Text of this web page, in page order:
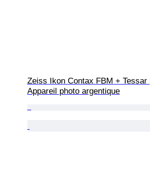
Zeiss Ikon Contax FBM + Tessar |
Appareil photo argentique